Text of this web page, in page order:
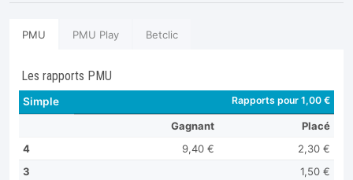
PMU PMU Play Betclic
Les rapports PMU
Simple Rapports pour 1,00 €
Gagnant
Placé
4
9,40 €
2,30 €
3
1,50 €